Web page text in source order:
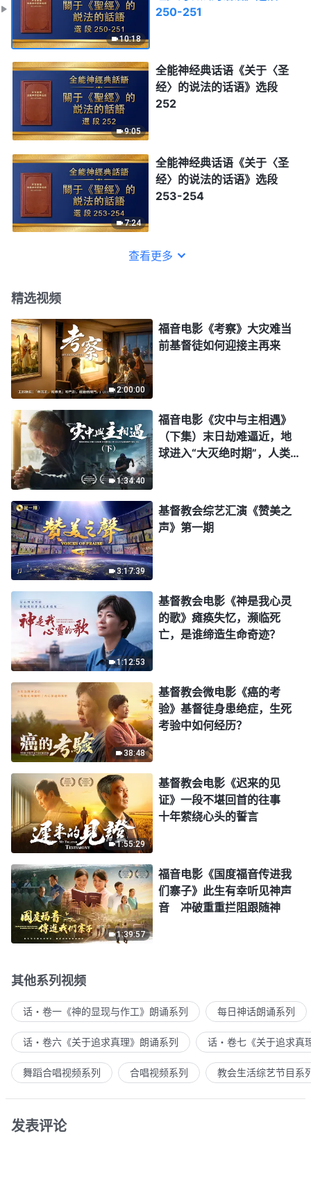
10:18
250-251
9:05
全能神经典话语《关于〈圣
经〉的说法的话语》选段
252
7:24
全能神经典话语《关于〈圣
经〉的说法的话语》选段
253-254
查看更多
精选视频
2:00:00
福音电影《考察》大灾难当
前基督徒如何迎接主再来
1:34:40
福音电影《灾中与主相遇》
（下集）末日劫难逼近，地
球进入“大灭绝时期”，人类
3:17:39
基督教会综艺汇演《赞美之
声》第一期
1:12:53
基督教会电影《神是我心灵
的歌》瘫痪失忆，濒临死
亡，是谁缔造生命奇迹？
38:48
基督教会微电影《癌的考
验》基督徒身患绝症，生死
考验中如何经历？
1:55:29
基督教会电影《迟来的见
证》一段不堪回首的往事
十年萦绕心头的誓言
1:39:57
福音电影《国度福音传进我
们寨子》此生有幸听见神声
音 冲破重重拦阻跟随神
其他系列视频
话・卷一《神的显现与作工》朗诵系列 每日神话朗诵系列
话・卷六《关于追求真理》朗诵系列 话・卷七《关于追求真
舞蹈合唱视频系列 合唱视频系列 教会生活综艺节目系
发表评论